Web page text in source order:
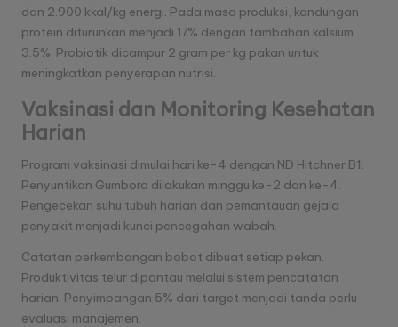
dan 2.900 kkal/kg energi. Pada masa produksi, kandungan
protein diturunkan menjadi 17% dengan tambahan kalsium
3.5%. Probiotik dicampur 2 gram per kg pakan untuk
meningkatkan penyerapan nutrisi.
Vaksinasi dan Monitoring Kesehatan
Harian
Program vaksinasi dimulai hari ke-4 dengan ND Hitchner B1.
Penyuntikan Gumboro dilakukan minggu ke-2 dan ke-4.
Pengecekan suhu tubuh harian dan pemantauan gejala
penyakit menjadi kunci pencegahan wabah.
Catatan perkembangan bobot dibuat setiap pekan.
Produktivitas telur dipantau melalui sistem pencatatan
harian. Penyimpangan 5% dari target menjadi tanda perlu
evaluasi manajemen.